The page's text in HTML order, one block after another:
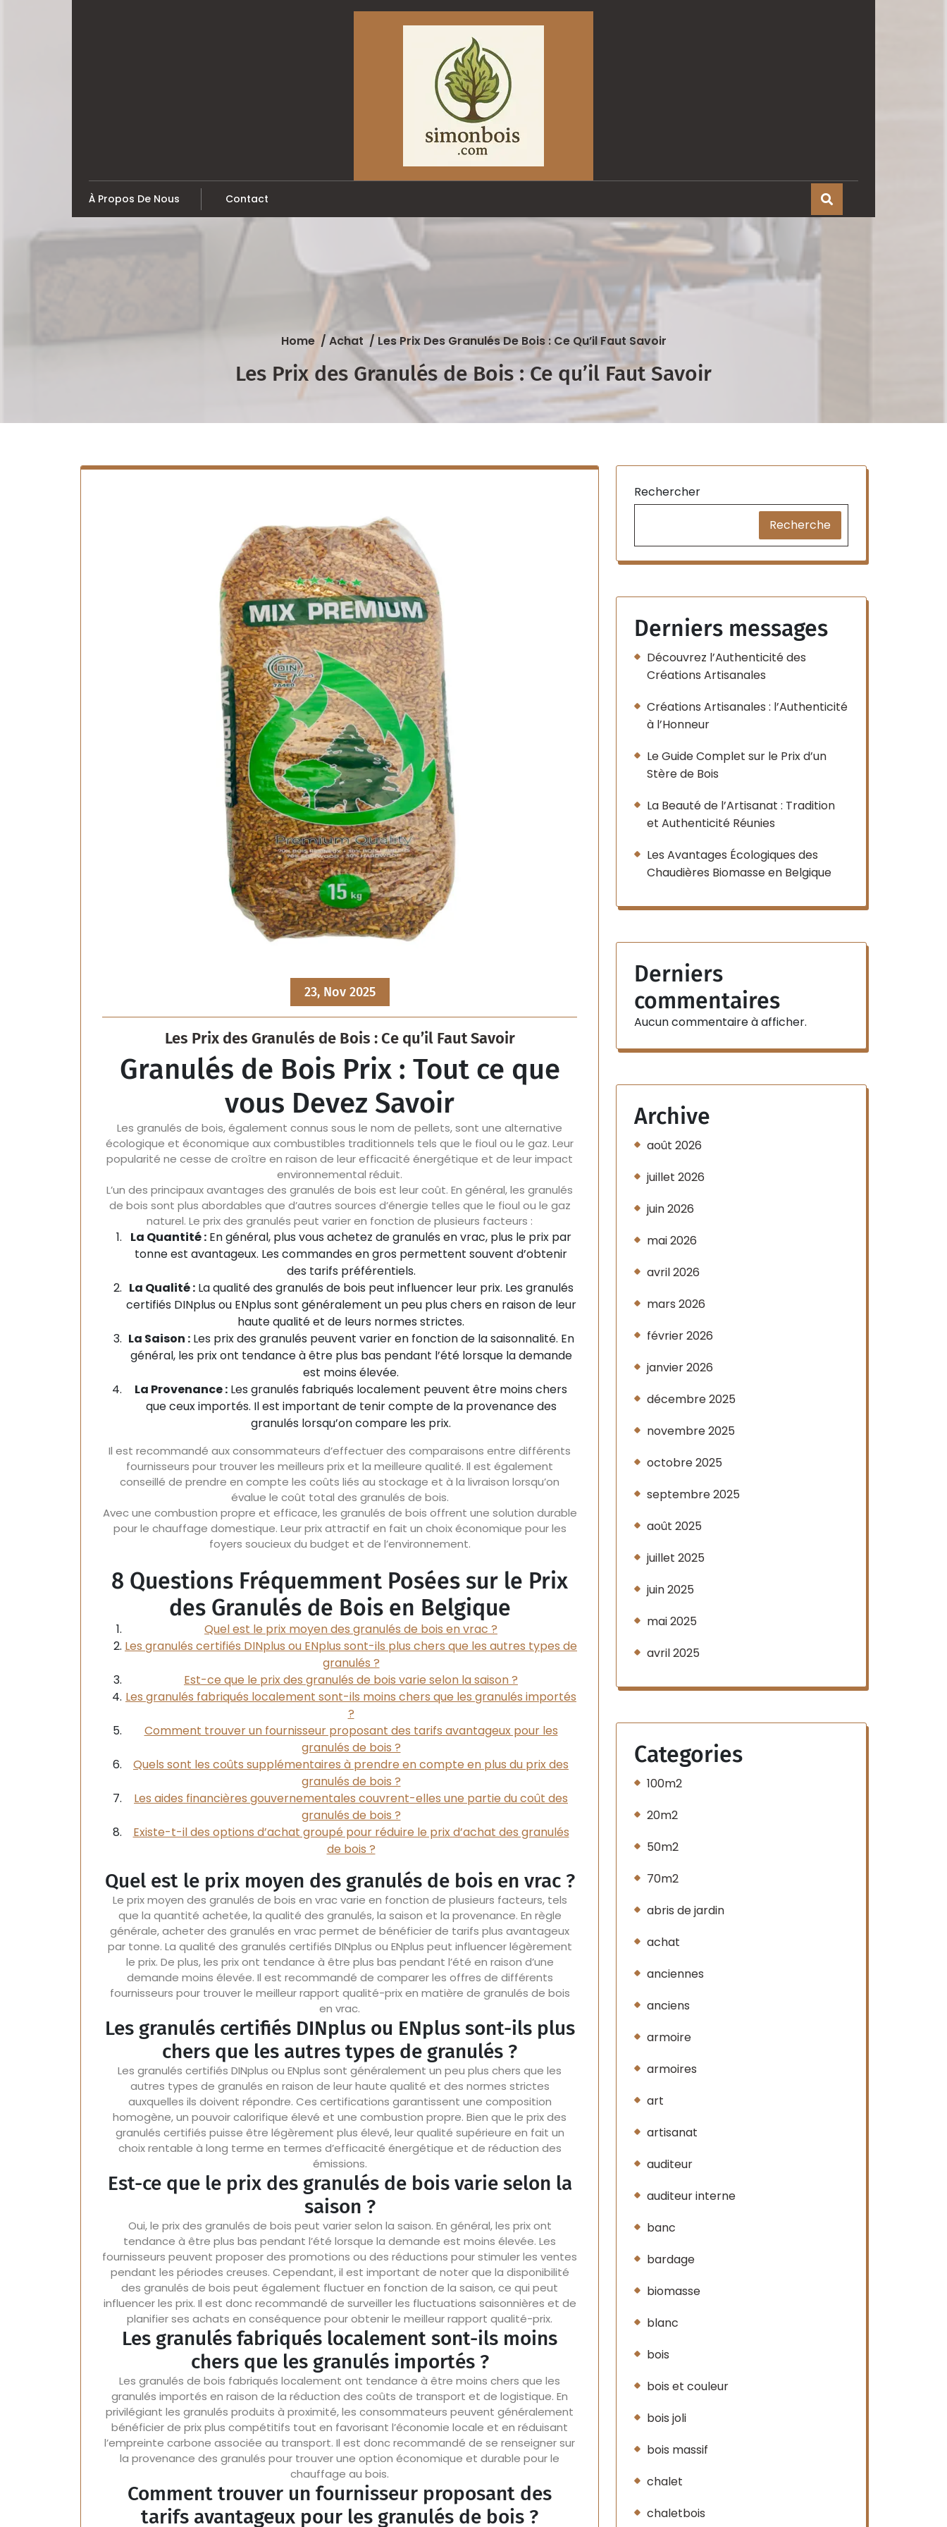
À Propos De Nous Contact
Home/ Achat/Les Prix Des Granulés De Bois : Ce Qu’il Faut Savoir
Les Prix des Granulés de Bois : Ce qu’il Faut Savoir
23, Nov 2025
Les Prix des Granulés de Bois : Ce qu’il Faut Savoir
Granulés de Bois Prix : Tout ce que
vous Devez Savoir
Les granulés de bois, également connus sous le nom de pellets, sont une alternative
écologique et économique aux combustibles traditionnels tels que le fioul ou le gaz. Leur
popularité ne cesse de croître en raison de leur efficacité énergétique et de leur impact
environnemental réduit.
L’un des principaux avantages des granulés de bois est leur coût. En général, les granulés
de bois sont plus abordables que d’autres sources d’énergie telles que le fioul ou le gaz
naturel. Le prix des granulés peut varier en fonction de plusieurs facteurs :
La Quantité : En général, plus vous achetez de granulés en vrac, plus le prix par
tonne est avantageux. Les commandes en gros permettent souvent d’obtenir
des tarifs préférentiels.
La Qualité :La qualité des granulés de bois peut influencer leur prix. Les granulés
certifiés DINplus ou ENplus sont généralement un peu plus chers en raison de leur
haute qualité et de leurs normes strictes.
La Saison :Les prix des granulés peuvent varier en fonction de la saisonnalité. En
général, les prix ont tendance à être plus bas pendant l’été lorsque la demande
est moins élevée.
La Provenance : Les granulés fabriqués localement peuvent être moins chers
que ceux importés. Il est important de tenir compte de la provenance des
granulés lorsqu’on compare les prix.
Il est recommandé aux consommateurs d’effectuer des comparaisons entre différents
fournisseurs pour trouver les meilleurs prix et la meilleure qualité. Il est également
conseillé de prendre en compte les coûts liés au stockage et à la livraison lorsqu’on
évalue le coût total des granulés de bois.
Avec une combustion propre et efficace, les granulés de bois offrent une solution durable
pour le chauffage domestique. Leur prix attractif en fait un choix économique pour les
foyers soucieux du budget et de l’environnement.
8 Questions Fréquemment Posées sur le Prix
des Granulés de Bois en Belgique
Quel est le prix moyen des granulés de bois en vrac ?
Les granulés certifiés DINplus ou ENplus sont-ils plus chers que les autres types de
granulés ?
Est-ce que le prix des granulés de bois varie selon la saison ?
Les granulés fabriqués localement sont-ils moins chers que les granulés importés
?
Comment trouver un fournisseur proposant des tarifs avantageux pour les
granulés de bois ?
Quels sont les coûts supplémentaires à prendre en compte en plus du prix des
granulés de bois ?
Les aides financières gouvernementales couvrent-elles une partie du coût des
granulés de bois ?
Existe-t-il des options d’achat groupé pour réduire le prix d’achat des granulés
de bois ?
Quel est le prix moyen des granulés de bois en vrac ?
Le prix moyen des granulés de bois en vrac varie en fonction de plusieurs facteurs, tels
que la quantité achetée, la qualité des granulés, la saison et la provenance. En règle
générale, acheter des granulés en vrac permet de bénéficier de tarifs plus avantageux
par tonne. La qualité des granulés certifiés DINplus ou ENplus peut influencer légèrement
le prix. De plus, les prix ont tendance à être plus bas pendant l’été en raison d’une
demande moins élevée. Il est recommandé de comparer les offres de différents
fournisseurs pour trouver le meilleur rapport qualité-prix en matière de granulés de bois
en vrac.
Les granulés certifiés DINplus ou ENplus sont-ils plus
chers que les autres types de granulés ?
Les granulés certifiés DINplus ou ENplus sont généralement un peu plus chers que les
autres types de granulés en raison de leur haute qualité et des normes strictes
auxquelles ils doivent répondre. Ces certifications garantissent une composition
homogène, un pouvoir calorifique élevé et une combustion propre. Bien que le prix des
granulés certifiés puisse être légèrement plus élevé, leur qualité supérieure en fait un
choix rentable à long terme en termes d’efficacité énergétique et de réduction des
émissions.
Est-ce que le prix des granulés de bois varie selon la
saison ?
Oui, le prix des granulés de bois peut varier selon la saison. En général, les prix ont
tendance à être plus bas pendant l’été lorsque la demande est moins élevée. Les
fournisseurs peuvent proposer des promotions ou des réductions pour stimuler les ventes
pendant les périodes creuses. Cependant, il est important de noter que la disponibilité
des granulés de bois peut également fluctuer en fonction de la saison, ce qui peut
influencer les prix. Il est donc recommandé de surveiller les fluctuations saisonnières et de
planifier ses achats en conséquence pour obtenir le meilleur rapport qualité-prix.
Les granulés fabriqués localement sont-ils moins
chers que les granulés importés ?
Les granulés de bois fabriqués localement ont tendance à être moins chers que les
granulés importés en raison de la réduction des coûts de transport et de logistique. En
privilégiant les granulés produits à proximité, les consommateurs peuvent généralement
bénéficier de prix plus compétitifs tout en favorisant l’économie locale et en réduisant
l’empreinte carbone associée au transport. Il est donc recommandé de se renseigner sur
la provenance des granulés pour trouver une option économique et durable pour le
chauffage au bois.
Comment trouver un fournisseur proposant des
tarifs avantageux pour les granulés de bois ?
Rechercher
Recherche
Derniers messages
Découvrez l’Authenticité des
Créations Artisanales
Créations Artisanales : l’Authenticité
à l’Honneur
Le Guide Complet sur le Prix d’un
Stère de Bois
La Beauté de l’Artisanat : Tradition
et Authenticité Réunies
Les Avantages Écologiques des
Chaudières Biomasse en Belgique
Derniers
commentaires
Aucun commentaire à afficher.
Archive
août 2026
juillet 2026
juin 2026
mai 2026
avril 2026
mars 2026
février 2026
janvier 2026
décembre 2025
novembre 2025
octobre 2025
septembre 2025
août 2025
juillet 2025
juin 2025
mai 2025
avril 2025
Categories
100m2
20m2
50m2
70m2
abris de jardin
achat
anciennes
anciens
armoire
armoires
art
artisanat
auditeur
auditeur interne
banc
bardage
biomasse
blanc
bois
bois et couleur
bois joli
bois massif
chalet
chaletbois